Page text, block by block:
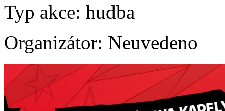
Typ akce: hudba
Organizátor: Neuvedeno